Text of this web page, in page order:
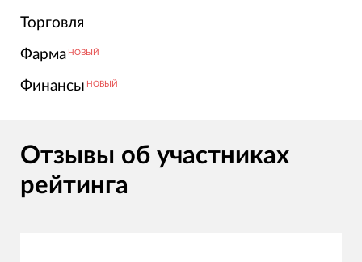
Торговля
Фарма НОВЫЙ
Финансы НОВЫЙ
Отзывы об участниках
рейтинга